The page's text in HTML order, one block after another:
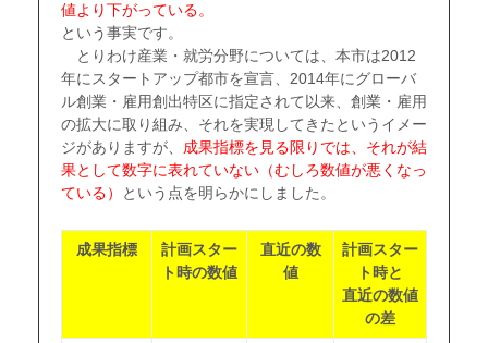
値より下がっている。
という事実です。
とりわけ産業・就労分野については、本市は2012
年にスタートアップ都市を宣言、2014年にグローバ
ル創業・雇用創出特区に指定されて以来、創業・雇用
の拡大に取り組み、それを実現してきたというイメー
ジがありますが、 成果指標を見る限りでは、それが結
果として数字に表れていない（むしろ数値が悪くなっ
ている）
という点を明らかにしました。
成果指標
計画スター
ト時の数値
直近の数
値
計画スター
ト時と
直近の数値
の差